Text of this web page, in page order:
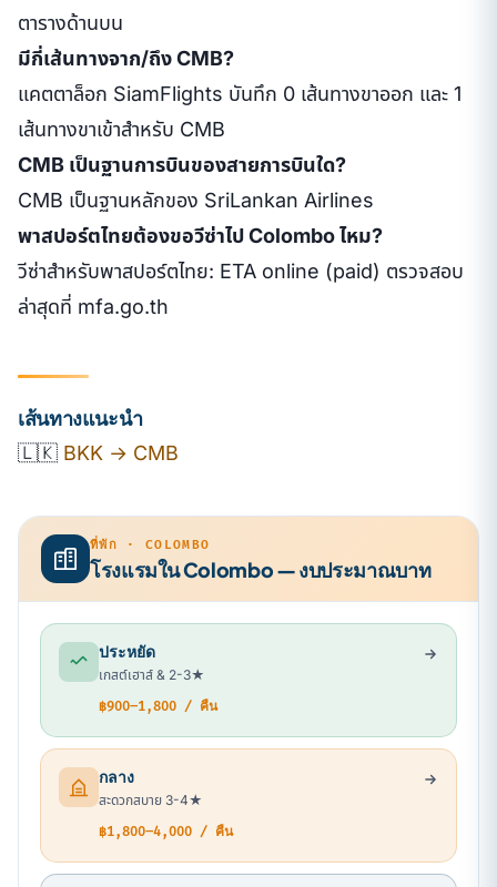
ตารางด้านบน
มีกี่เส้นทางจาก/ถึง CMB?
แคตตาล็อก SiamFlights บันทึก 0 เส้นทางขาออก และ 1
เส้นทางขาเข้าสำหรับ CMB
CMB เป็นฐานการบินของสายการบินใด?
CMB เป็นฐานหลักของ SriLankan Airlines
พาสปอร์ตไทยต้องขอวีซ่าไป Colombo ไหม?
วีซ่าสำหรับพาสปอร์ตไทย: ETA online (paid) ตรวจสอบ
ล่าสุดที่ mfa.go.th
เส้นทางแนะนำ
🇱🇰 BKK → CMB
ที่พัก · COLOMBO
โรงแรมใน Colombo — งบประมาณบาท
ประหยัด
เกสต์เฮาส์ & 2-3★
฿900–1,800 / คืน
กลาง
สะดวกสบาย 3-4★
฿1,800–4,000 / คืน